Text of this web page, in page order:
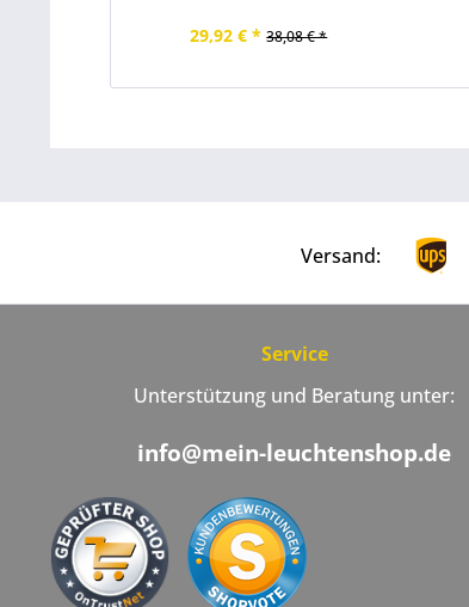
29,92 € * 38,08 € *
Versand:
Service
Unterstützung und Beratung unter:
info@mein-leuchtenshop.de